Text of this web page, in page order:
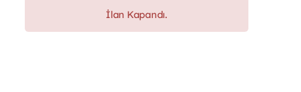
İlan Kapandı.